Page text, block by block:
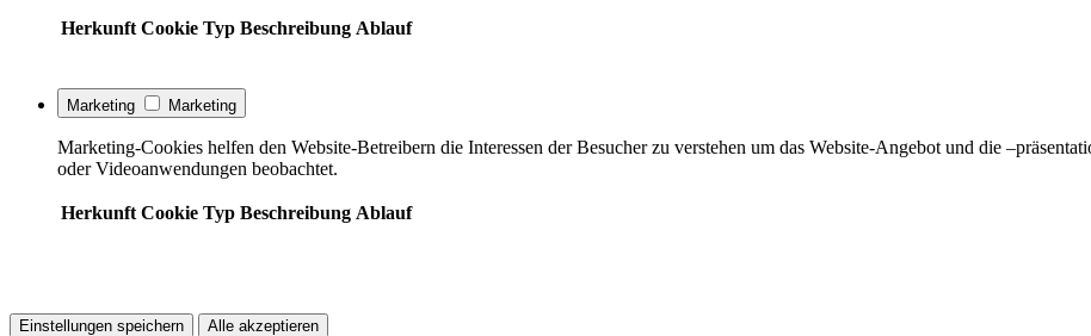
Herkunft Cookie Typ Beschreibung Ablauf
Marketing Marketing
Marketing-Cookies helfen den Website-Betreibern die Interessen der Besucher zu verstehen um das Website-Angebot und die
oder Videoanwendungen beobachtet.
Herkunft Cookie Typ Beschreibung Ablauf
Einstellungen speichern Alle akzeptieren